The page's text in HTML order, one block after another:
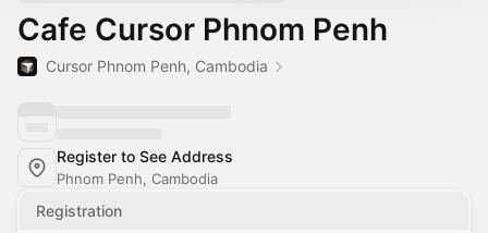
Cafe Cursor Phnom Penh
Cursor Phnom Penh, Cambodia
Register to See Address
Phnom Penh, Cambodia
Registration